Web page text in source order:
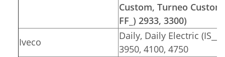
Custom, Turneo Custom
FF_) 2933, 3300)
Iveco
Daily, Daily Electric
3950, 4100, 4750